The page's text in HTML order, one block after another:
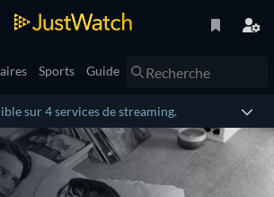
Sports Guide
sur 4 services de streaming.